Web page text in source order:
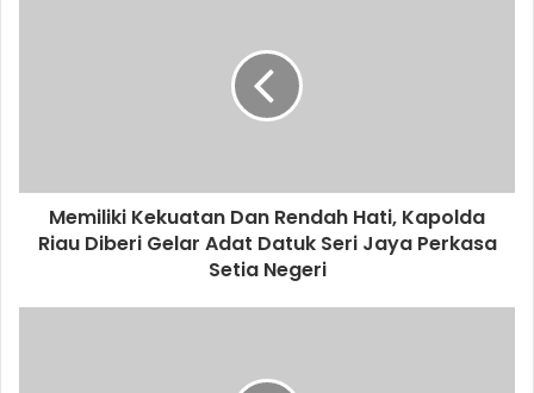
Memiliki Kekuatan Dan Rendah Hati, Kapolda
Riau Diberi Gelar Adat Datuk Seri Jaya Perkasa
Setia Negeri